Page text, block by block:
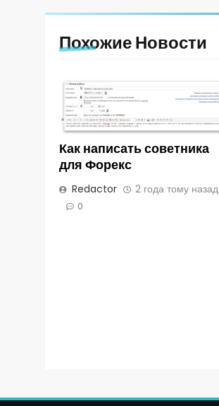
Похожие Новости
Как написать советника
для Форекс
Redactor 2 года тому назад
0